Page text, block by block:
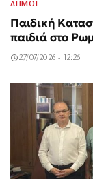
ΔΗΜΟΙ
Παιδική
παιδιά στο
27/07/2026 - 12:26